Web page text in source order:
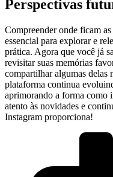
Perspectivas
Compreender onde ficam
essencial para explorar e
prática. Agora que você já
revisitar suas memórias
compartilhar algumas delas
plataforma continua
aprimorando a forma como
atento às novidades e
Instagram proporciona!